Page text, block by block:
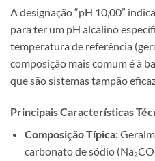
A designação “pH 10,00”
para ter um pH alcalino
temperatura de referência
composição mais comum é à
que são sistemas tampão
Principais Características
Composição Típica:
carbonato de sódio